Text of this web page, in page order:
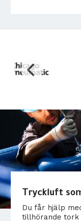
Tryckluft
Du får hjälp
tillhörande tork